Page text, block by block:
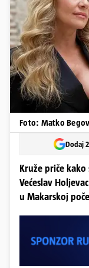
Foto: Matko
Dodaj
Kruže priče
Većeslav
u Makarskoj